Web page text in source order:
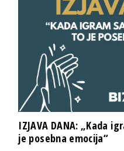
IZJAVA DANA: „Kada
je posebna emocija“